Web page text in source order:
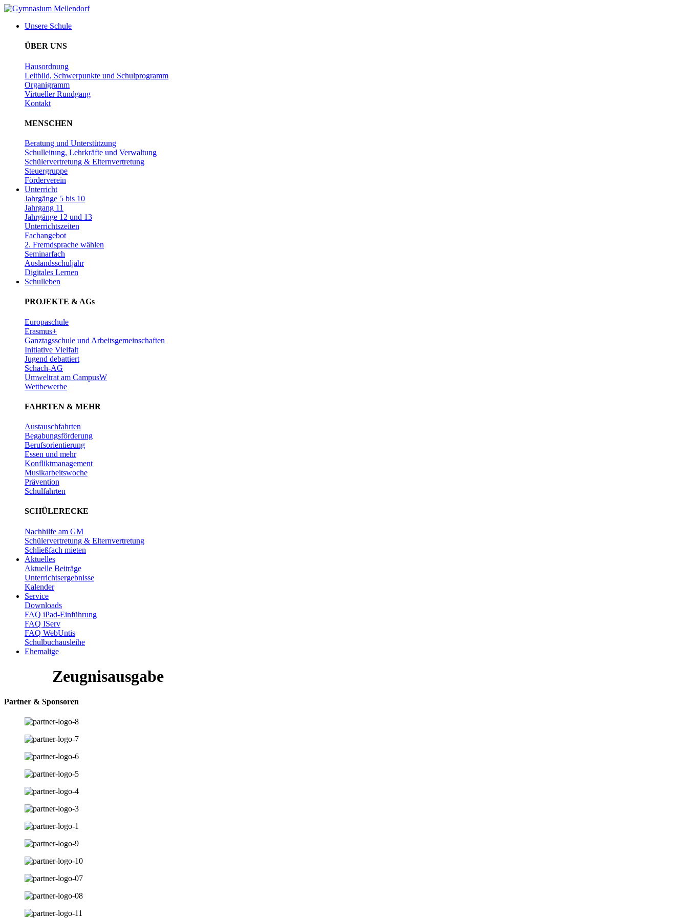
Unsere Schule
ÜBER UNS
Hausordnung
Leitbild, Schwerpunkte und Schulprogramm
Organigramm
Virtueller Rundgang
Kontakt
MENSCHEN
Beratung und Unterstützung
Schulleitung, Lehrkräfte und Verwaltung
Schülervertretung & Elternvertretung
Steuergruppe
Förderverein
Unterricht
Jahrgänge 5 bis 10
Jahrgang 11
Jahrgänge 12 und 13
Unterrichtszeiten
Fachangebot
2. Fremdsprache wählen
Seminarfach
Auslandsschuljahr
Digitales Lernen
Schulleben
PROJEKTE & AGs
Europaschule
Erasmus+
Ganztagsschule und Arbeitsgemeinschaften
Initiative Vielfalt
Jugend debattiert
Schach-AG
Umweltrat am CampusW
Wettbewerbe
FAHRTEN & MEHR
Austauschfahrten
Begabungsförderung
Berufsorientierung
Essen und mehr
Konfliktmanagement
Musikarbeitswoche
Prävention
Schulfahrten
SCHÜLERECKE
Nachhilfe am GM
Schülervertretung & Elternvertretung
Schließfach mieten
Aktuelles
Aktuelle Beiträge
Unterrichtsergebnisse
Kalender
Service
Downloads
FAQ iPad-Einführung
FAQ IServ
FAQ WebUntis
Schulbuchausleihe
Ehemalige
Zeugnisausgabe
Partner & Sponsoren